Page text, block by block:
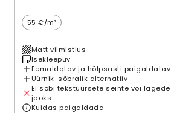
55 €/m²
Matt viimistlus
Isekleepuv
Eemaldatav ja hõlpsasti paigaldatav
Üürnik-sõbralik alternatiiv
Ei sobi tekstuursete seinte või lagede
jaoks
Kuidas paigaldada